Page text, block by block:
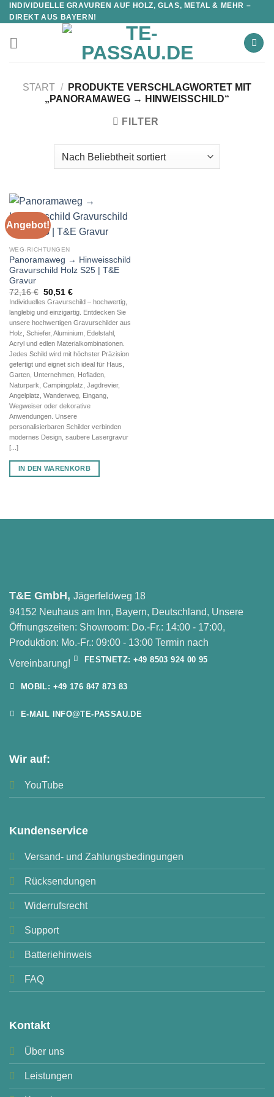
INDIVIDUELLE GRAVUREN AUF HOLZ, GLAS, METAL & MEHR –
DIREKT AUS BAYERN!
START /
PRODUKTE VERSCHLAGWORTET MIT
„PANORAMAWEG → HINWEISSCHILD“
FILTER
Angebot!
WEG-RICHTUNGEN
Panoramaweg → Hinweisschild
Gravurschild Holz S25 | T&E
Gravur
72,16€ Ursprünglicher
Preis
war:
72,16 €
50,51 €Aktueller
Preis
ist:
50,51 €.
Individuelles Gravurschild – hochwertig,
langlebig und einzigartig. Entdecken Sie
unsere hochwertigen Gravurschilder aus
Holz, Schiefer, Aluminium, Edelstahl,
Acryl und edlen Materialkombinationen.
Jedes Schild wird mit höchster Präzision
gefertigt und eignet sich ideal für Haus,
Garten, Unternehmen, Hofladen,
Naturpark, Campingplatz, Jagdrevier,
Angelplatz, Wanderweg, Eingang,
Wegweiser oder dekorative
Anwendungen. Unsere
personalisierbaren Schilder verbinden
modernes Design, saubere Lasergravur
[...]
IN DEN WARENKORB
T&E GmbH, Jägerfeldweg 18
94152 Neuhaus am Inn, Bayern, Deutschland, Unsere
Öffnungszeiten: Showroom: Do.-Fr.: 14:00 - 17:00,
Produktion: Mo.-Fr.: 09:00 - 13:00 Termin nach
Vereinbarung!
FESTNETZ: +49 8503 924 00 95
MOBIL: +49 176 847 873 83
E-MAIL INFO@TE-PASSAU.DE
Wir auf:
YouTube
Kundenservice
Versand- und Zahlungsbedingungen
Rücksendungen
Widerrufsrecht
Support
Batteriehinweis
FAQ
Kontakt
Über uns
Leistungen